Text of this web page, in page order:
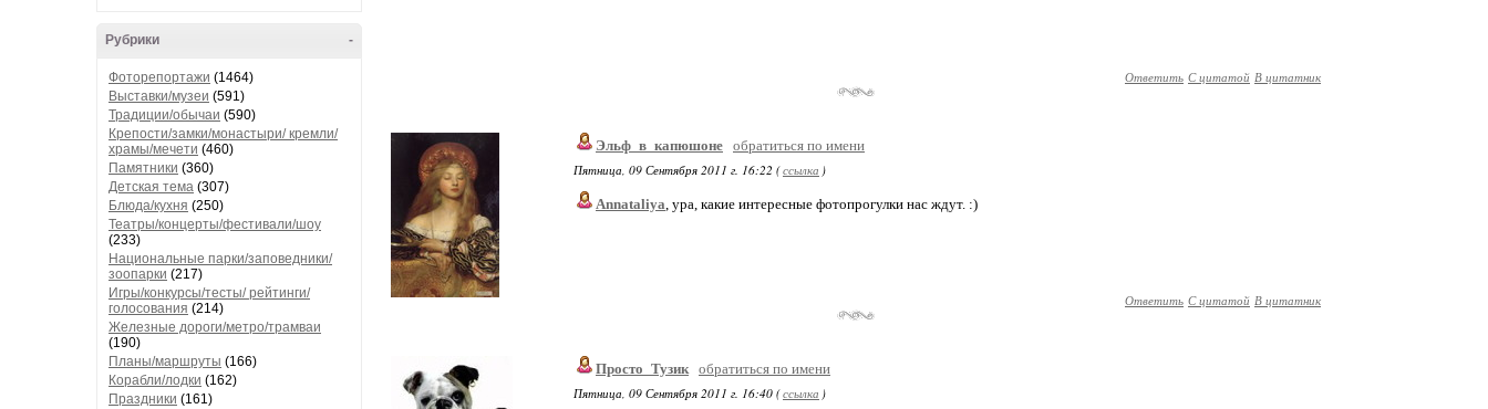
-
Рубрики
Фоторепортажи (1464)
Выставки/музеи (591)
Традиции/обычаи (590)
Крепости/замки/монастыри/ кремли/
храмы/мечети (460)
Памятники (360)
Детская тема (307)
Блюда/кухня (250)
Театры/концерты/фестивали/шоу
(233)
Национальные парки/заповедники/
зоопарки (217)
Игры/конкурсы/тесты/ рейтинги/
голосования (214)
Железные дороги/метро/трамваи
(190)
Планы/маршруты (166)
Корабли/лодки (162)
Праздники (161)
Ответить С цитатой В цитатник
Эльф_в_капюшоне обратиться по имени
Пятница, 09 Сентября 2011 г. 16:22 (ссылка )
Annataliya, ура, какие интересные фотопрогулки нас ждут. :)
Ответить С цитатой В цитатник
Просто_Тузик обратиться по имени
Пятница, 09 Сентября 2011 г. 16:40 (ссылка )